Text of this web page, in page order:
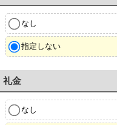
なし
指定しない
礼金
なし